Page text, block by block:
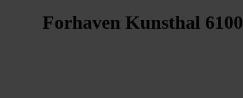
Forhaven Kunsthal 6100